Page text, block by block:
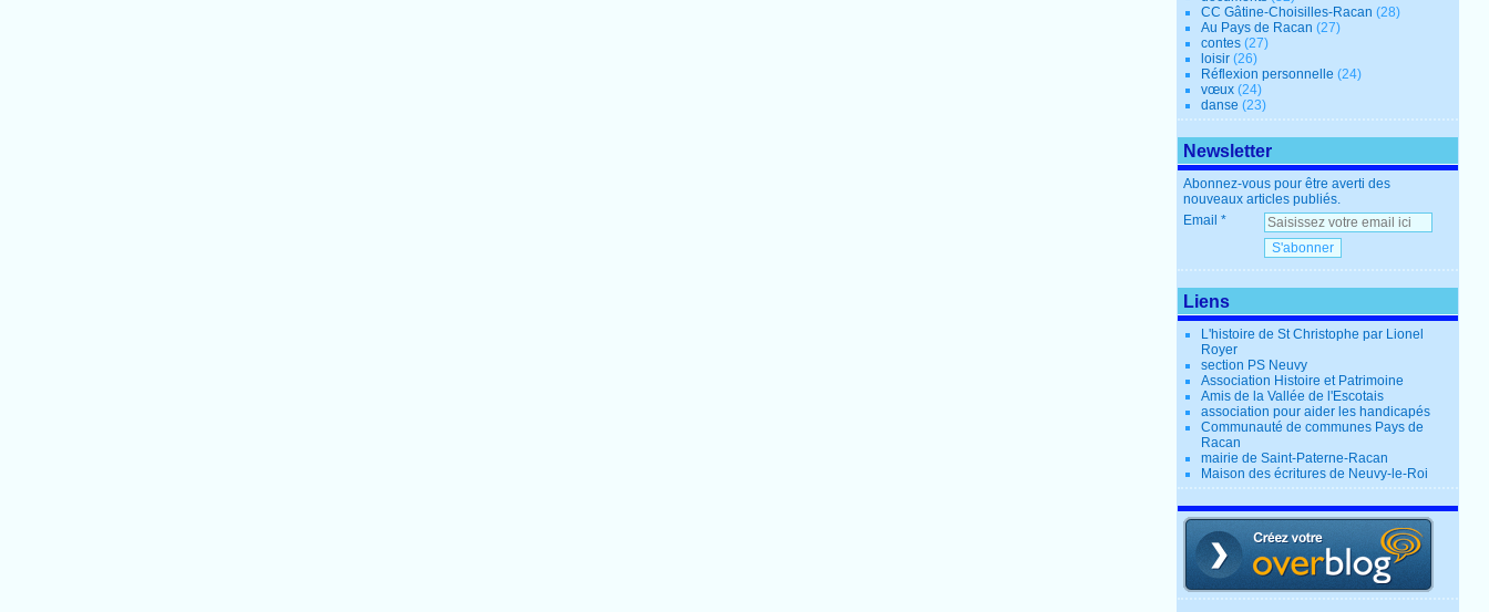
CC Gâtine-Choisilles-Racan (28)
Au Pays de Racan (27)
contes (27)
loisir (26)
Réflexion personnelle (24)
vœux (24)
danse (23)
Newsletter
Abonnez-vous pour être averti des
nouveaux articles publiés.
Email
Liens
L'histoire de St Christophe par Lionel
Royer
section PS Neuvy
Association Histoire et Patrimoine
Amis de la Vallée de l'Escotais
association pour aider les handicapés
Communauté de communes Pays de
Racan
mairie de Saint-Paterne-Racan
Maison des écritures de Neuvy-le-Roi